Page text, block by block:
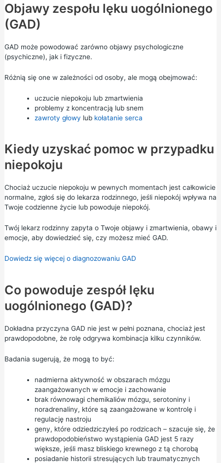
Objawy zespołu lęku uogólnionego
(GAD)
GAD może powodować zarówno objawy psychologiczne
(psychiczne), jak i fizyczne.
Różnią się one w zależności od osoby, ale mogą obejmować:
uczucie niepokoju lub zmartwienia
problemy z koncentracją lub snem
zawroty głowy lub kołatanie serca
Kiedy uzyskać pomoc w przypadku
niepokoju
Chociaż uczucie niepokoju w pewnych momentach jest całkowicie
normalne, zgłoś się do lekarza rodzinnego, jeśli niepokój wpływa na
Twoje codzienne życie lub powoduje niepokój.
Twój lekarz rodzinny zapyta o Twoje objawy i zmartwienia, obawy i
emocje, aby dowiedzieć się, czy możesz mieć GAD.
Dowiedz się więcej o diagnozowaniu GAD
Co powoduje zespół lęku
uogólnionego (GAD)?
Dokładna przyczyna GAD nie jest w pełni poznana, chociaż jest
prawdopodobne, że rolę odgrywa kombinacja kilku czynników.
Badania sugerują, że mogą to być:
nadmierna aktywność w obszarach mózgu
zaangażowanych w emocje i zachowanie
brak równowagi chemikaliów mózgu, serotoniny i
noradrenaliny, które są zaangażowane w kontrolę i
regulację nastroju
geny, które odziedziczyłeś po rodzicach – szacuje się, że
prawdopodobieństwo wystąpienia GAD jest 5 razy
większe, jeśli masz bliskiego krewnego z tą chorobą
posiadanie historii stresujących lub traumatycznych